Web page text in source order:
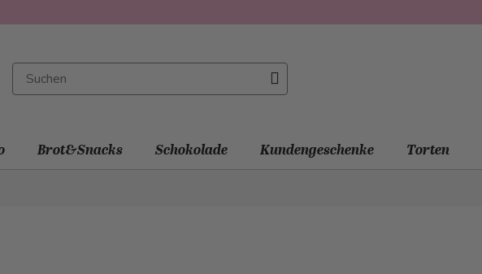
Brot&Snacks Schokolade Kundengeschenke Torten